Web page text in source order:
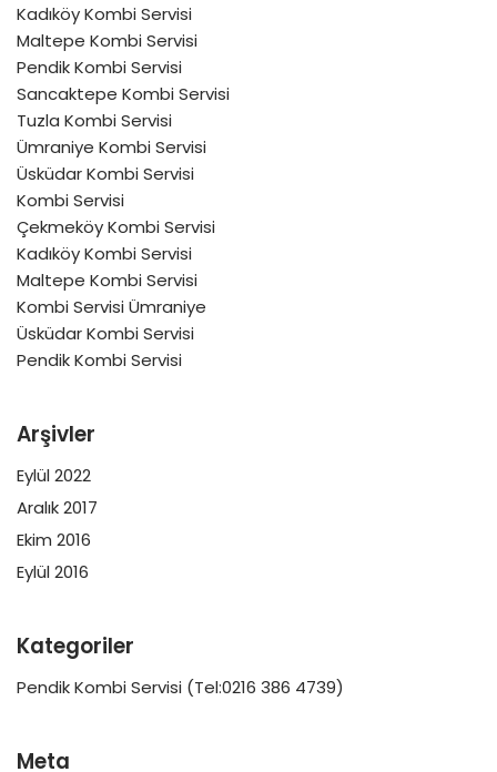
Kadıköy Kombi Servisi
Maltepe Kombi Servisi
Pendik Kombi Servisi
Sancaktepe Kombi Servisi
Tuzla Kombi Servisi
Ümraniye Kombi Servisi
Üsküdar Kombi Servisi
Kombi Servisi
Çekmeköy Kombi Servisi
Kadıköy Kombi Servisi
Maltepe Kombi Servisi
Kombi Servisi Ümraniye
Üsküdar Kombi Servisi
Pendik Kombi Servisi
Arşivler
Eylül 2022
Aralık 2017
Ekim 2016
Eylül 2016
Kategoriler
Pendik Kombi Servisi (Tel:0216 386 4739)
Meta